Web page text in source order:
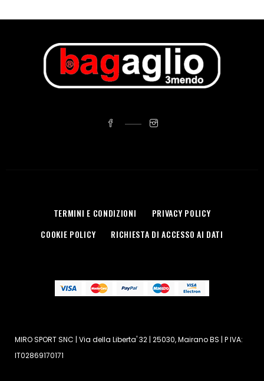
TERMINI E CONDIZIONI
PRIVACY POLICY
COOKIE POLICY
RICHIESTA DI ACCESSO AI DATI
MIRO SPORT SNC | Via della Liberta' 32 | 25030, Mairano BS | P IVA:
IT02869170171